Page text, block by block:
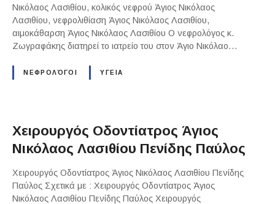
Νικόλαος Λασιθίου, κολικός νεφρού Άγιος Νικόλαος
Λασιθίου, νεφρολιθίαση Άγιος Νικόλαος Λασιθίου,
αιμοκάθαρση Άγιος Νικόλαος Λασιθίου Ο νεφρολόγος κ.
Ζωγραφάκης διατηρεί το ιατρείο του στον Άγιο Νικόλαο…
ΝΕΦΡΟΛΌΓΟΙ ΥΓΕΙΑ
Χειρουργός Οδοντίατρος Άγιος
Νικόλαος Λασιθίου Πενίδης Παύλος
Χειρουργός Οδοντίατρος Άγιος Νικόλαος Λασιθίου Πενίδης
Παύλος Σχετικά με : Χειρουργός Οδοντίατρος Άγιος
Νικόλαος Λασιθίου Πενίδης Παύλος Χειρουργός